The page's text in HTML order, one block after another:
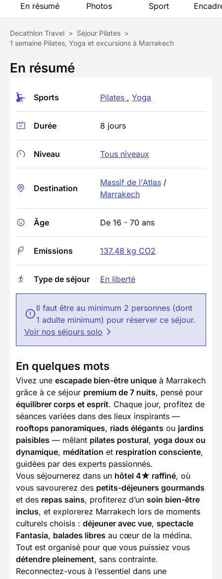
En résumé Photos Sport
Decathlon Travel > Séjour Pilates >
1 semaine Pilates, Yoga et excursions à Marrakech
En résumé
Sports Pilates , Yoga
Durée 8 jours
Niveau Tous niveaux
Destination
Massif de l'Atlas /
Marrakech
Âge De 16 - 70 ans
Emissions 137.48 kg CO2
Type de séjour En liberté
Il faut être au minimum 2 personnes (dont
1 adulte minimum) pour réserver ce séjour.
Voir nos séjours solo
En quelques mots
Vivez une escapade bien-être unique à Marrakech
grâce à ce séjour premium de 7 nuits, pensé pour
équilibrer corps et esprit. Chaque jour, profitez de
séances variées dans des lieux inspirants —
rooftops panoramiques, riads élégants ou jardins
paisibles — mêlant pilates postural, yoga doux ou
dynamique, méditation et respiration consciente,
guidées par des experts passionnés.
Vous séjournerez dans un hôtel 4★ raffiné, où
vous savourerez des petits-déjeuners gourmands
et des repas sains, profiterez d’un soin bien-être
inclus, et explorerez Marrakech lors de moments
culturels choisis : déjeuner avec vue, spectacle
Fantasia, balades libres au cœur de la médina.
Tout est organisé pour que vous puissiez vous
détendre pleinement, sans contrainte.
Reconnectez-vous à l’essentiel dans une